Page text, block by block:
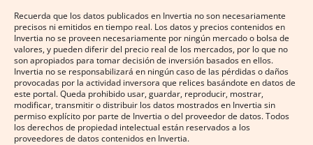
Recuerda que los datos publicados en Invertia no son necesariamente
precisos ni emitidos en tiempo real. Los datos y precios contenidos en
Invertia no se proveen necesariamente por ningún mercado o bolsa de
valores, y pueden diferir del precio real de los mercados, por lo que no
son apropiados para tomar decisión de inversión basados en ellos.
Invertia no se responsabilizará en ningún caso de las pérdidas o daños
provocadas por la actividad inversora que relices basándote en datos de
este portal. Queda prohibido usar, guardar, reproducir, mostrar,
modificar, transmitir o distribuir los datos mostrados en Invertia sin
permiso explícito por parte de Invertia o del proveedor de datos. Todos
los derechos de propiedad intelectual están reservados a los
proveedores de datos contenidos en Invertia.